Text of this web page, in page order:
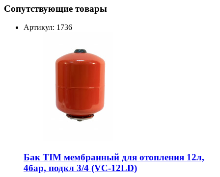
Сопутствующие товары
Артикул: 1736
Бак TIM мембранный для отопления 12л,
4бар, подкл 3/4 (VC-12LD)